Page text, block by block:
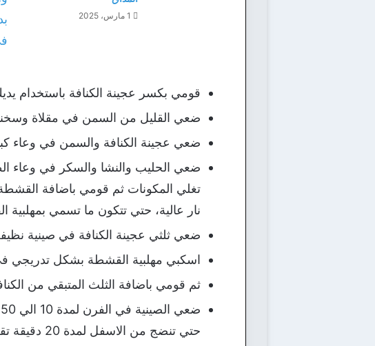
1 مارس، 2025
قومي بكسر عجينة الكنافة باستخدام
ضعي القليل من السمن في مقلاة
ضعي عجينة الكنافة والسمن في وعاء
تغلي المكونات ثم قومي باضافة
نار عالية، حتي تتكون ما تسمي بمهلبية
ضعي ثلثي عجينة الكنافة في صينية
اسكبي مهلبية القشطة بشكل تدريجي
ثم قومي باضافة الثلث المتبقي من
حتي تنضج من الاسفل لمدة 20 دقيقة تقريباً، حتي تكتسب لون ذهبي مميز .